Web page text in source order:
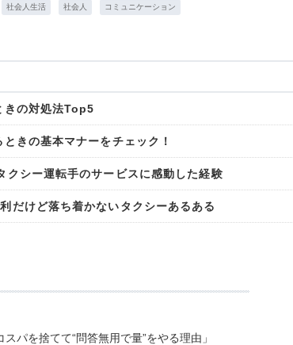
社会人生活 社会人 コミュニケーション
きの対処法Top5
きの基本マナーをチェック！
クシー運転手のサービスに感動した経験
だけど落ち着かないタクシーあるある
を捨てて“問答無用で量”をやる理由」